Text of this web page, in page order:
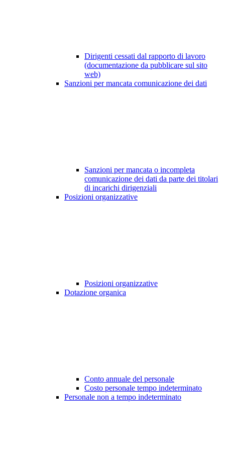
Dirigenti cessati dal rapporto di lavoro
(documentazione da pubblicare sul sito
web)
Sanzioni per mancata comunicazione dei dati
Sanzioni per mancata o incompleta
comunicazione dei dati da parte dei titolari
di incarichi dirigenziali
Posizioni organizzative
Posizioni organizzative
Dotazione organica
Conto annuale del personale
Costo personale tempo indeterminato
Personale non a tempo indeterminato